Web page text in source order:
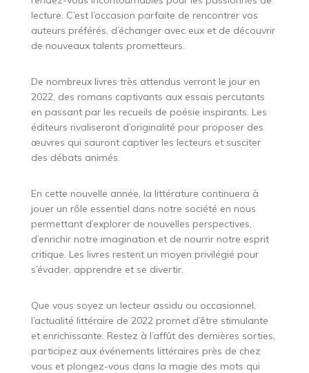
lecture. C’est l’occasion parfaite de rencontrer vos
auteurs préférés, d’échanger avec eux et de découvrir
de nouveaux talents prometteurs.
De nombreux livres très attendus verront le jour en
2022, des romans captivants aux essais percutants
en passant par les recueils de poésie inspirants. Les
éditeurs rivaliseront d’originalité pour proposer des
œuvres qui sauront captiver les lecteurs et susciter
des débats animés.
En cette nouvelle année, la littérature continuera à
jouer un rôle essentiel dans notre société en nous
permettant d’explorer de nouvelles perspectives,
d’enrichir notre imagination et de nourrir notre esprit
critique. Les livres restent un moyen privilégié pour
s’évader, apprendre et se divertir.
Que vous soyez un lecteur assidu ou occasionnel,
l’actualité littéraire de 2022 promet d’être stimulante
et enrichissante. Restez à l’affût des dernières sorties,
participez aux événements littéraires près de chez
vous et plongez-vous dans la magie des mots qui